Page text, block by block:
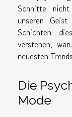
Schnitte
unseren
Schichten
verstehen,
neuesten
Die
Mode